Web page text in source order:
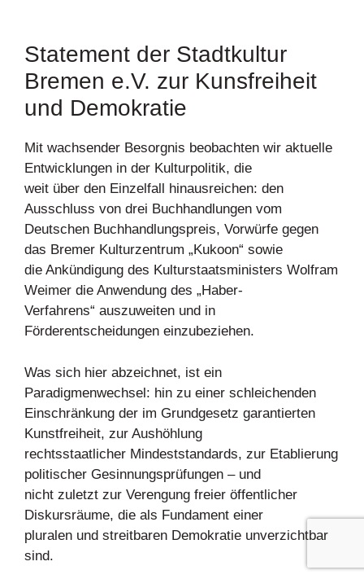
Statement der Stadtkultur
Bremen e.V. zur Kunsfreiheit
und Demokratie
Mit wachsender Besorgnis beobachten wir aktuelle
Entwicklungen in der Kulturpolitik, die
weit über den Einzelfall hinausreichen: den
Ausschluss von drei Buchhandlungen vom
Deutschen Buchhandlungspreis, Vorwürfe gegen
das Bremer Kulturzentrum „Kukoon“ sowie
die Ankündigung des Kulturstaatsministers Wolfram
Weimer die Anwendung des „Haber-
Verfahrens“ auszuweiten und in
Förderentscheidungen einzubeziehen.
Was sich hier abzeichnet, ist ein
Paradigmenwechsel: hin zu einer schleichenden
Einschränkung der im Grundgesetz garantierten
Kunstfreiheit, zur Aushöhlung
rechtsstaatlicher Mindeststandards, zur Etablierung
politischer Gesinnungsprüfungen – und
nicht zuletzt zur Verengung freier öffentlicher
Diskursräume, die als Fundament einer
pluralen und streitbaren Demokratie unverzichtbar
sind.